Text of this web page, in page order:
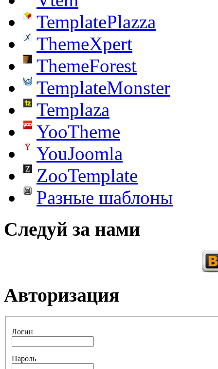
TemplatePlazza
ThemeXpert
ThemeForest
TemplateMonster
Templaza
YooTheme
YouJoomla
ZooTemplate
Разные шаблоны
Следуй за нами
Авторизация
Логин
Пароль